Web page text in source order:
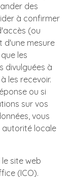
des
à confirmer
(ou
d'une mesure
les
divulguées à
les recevoir.
ou si
sur vos
vous
autorité locale
le site web
(ICO).